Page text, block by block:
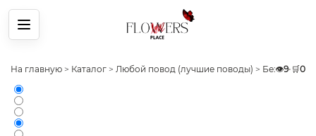
Меню
На главную > Каталог > Любой повод (лучшие поводы) > Без повода
👁️9• 🛒0